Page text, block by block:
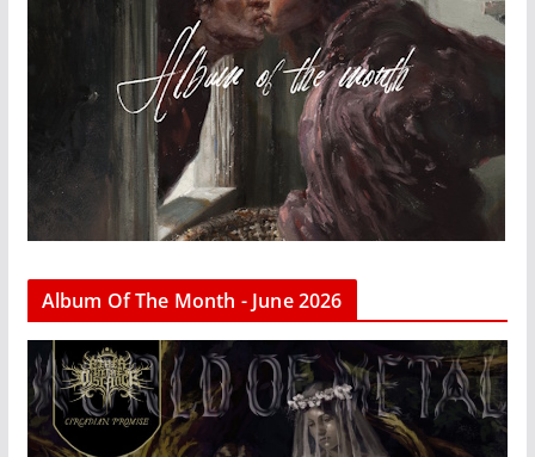
Album Of The Month - June 2026